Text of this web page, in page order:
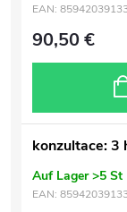
EAN:
90,50 €
konzultace: 3
Auf Lager>5 St
EAN: